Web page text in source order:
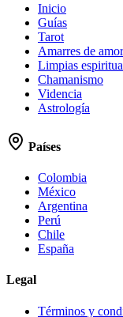
Inicio
Guías
Tarot
Amarres de amor
Limpias
Chamanismo
Videncia
Astrología
Países
Colombia
México
Argentina
Perú
Chile
España
Legal
Términos y